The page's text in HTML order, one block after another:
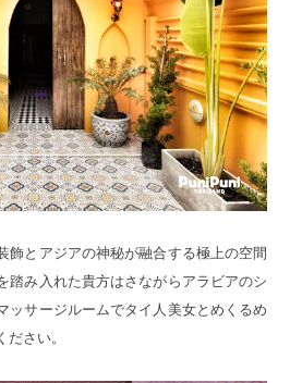
飾とアジアの神秘が融合する極上の空間
踏み入れた貴方はさながらアラビアのシ
ッサージルームでタイ人美女とめくるめ
さい。